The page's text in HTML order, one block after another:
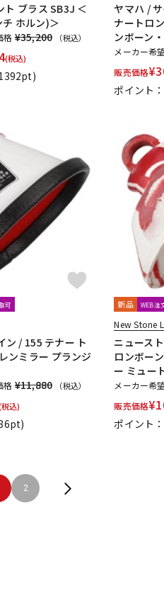
ト ブラス SB3J ＜
ホルン)＞
格 ¥35,200 （税込）
(税込)
ヤマハ /
ナートロ
ンボーン
メーカー希
販売価格¥
ポイント
可
ン / 155 テナー ト
ンミラー プランジ
格 ¥11,880 （税込）
込)
新品 WEB注
New Stone
ニュース
ロンボー
ー ミュー
メーカー希
販売価格¥
ポイント
2